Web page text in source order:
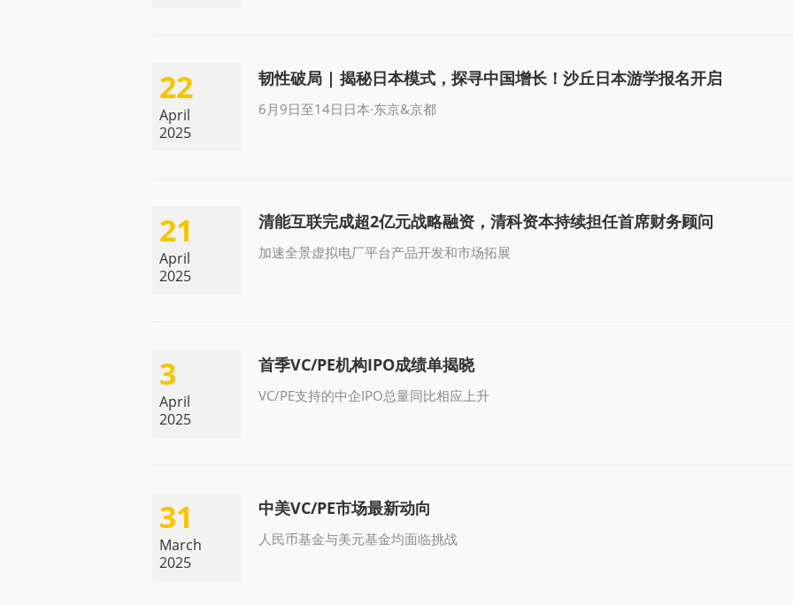
22
April
2025
韧性破局 | 揭秘日本模式，探寻中国增长！沙丘日本游学报名开启
6月9日至14日日本·东京&京都
21
April
2025
清能互联完成超2亿元战略融资，清科资本持续担任首席财务顾问
加速全景虚拟电厂平台产品开发和市场拓展
3
April
2025
首季VC/PE机构IPO成绩单揭晓
VC/PE支持的中企IPO总量同比相应上升
31
March
2025
中美VC/PE市场最新动向
人民币基金与美元基金均面临挑战